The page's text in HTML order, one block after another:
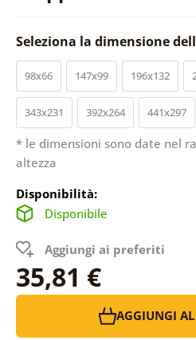
Seleziona la dimensione
98x66 147x99 196x132
343x231 392x264 441x297
* le dimensioni sono date nel
altezza
Disponibilità:
Disponibile
Aggiungi ai preferiti
35,81 €
AGGIUNGI AL